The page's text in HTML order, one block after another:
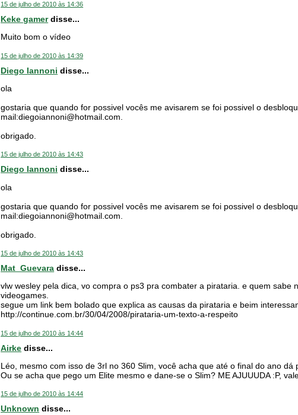
15 de julho de 2010 às 14:36
Keke gamerdisse...
Muito bom o vídeo
15 de julho de 2010 às 14:39
Diego Iannoni disse...
ola
gostaria que quando for possivel vocês me avisarem se foi possivel o
mail:diegoiannoni@hotmail.com.
obrigado.
15 de julho de 2010 às 14:43
Diego Iannoni disse...
ola
gostaria que quando for possivel vocês me avisarem se foi possivel o
mail:diegoiannoni@hotmail.com.
obrigado.
15 de julho de 2010 às 14:43
Mat_Guevara disse...
vlw wesley pela dica, vo compra o ps3 pra combater a pirataria. e quem sabe
videogames.
segue um link bem bolado que explica as causas da pirataria e beim
http://continue.com.br/30/04/2008/pirataria-um-texto-a-respeito
15 de julho de 2010 às 14:44
Airke disse...
Léo, mesmo com isso de 3rl no 360 Slim, você acha que até o final do ano
Ou se acha que pego um Elite mesmo e dane-se o Slim? ME AJUUUDA :P,
15 de julho de 2010 às 14:44
Unknown disse...